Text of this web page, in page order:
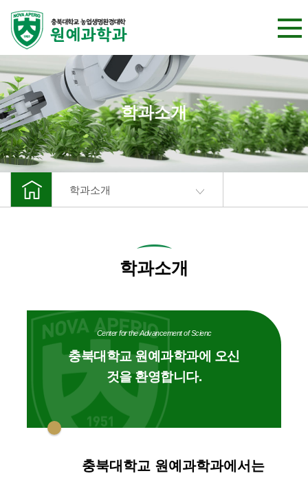
학과소개
학과소개
학과소개
Center for the Advancement of Scienc
충북대학교 원예과학과에 오신
것을 환영합니다.
충북대학교 원예과학과에서는